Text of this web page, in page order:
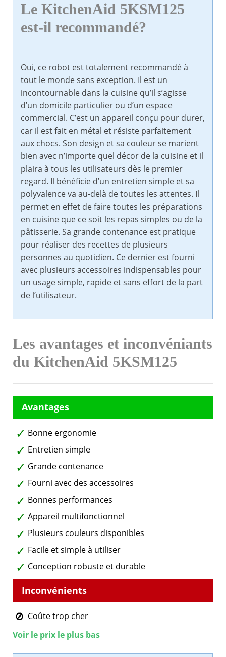
Le KitchenAid 5KSM125
est-il recommandé?
Oui, ce robot est totalement recommandé à
tout le monde sans exception. Il est un
incontournable dans la cuisine qu’il s’agisse
d’un domicile particulier ou d’un espace
commercial. C’est un appareil conçu pour durer,
car il est fait en métal et résiste parfaitement
aux chocs. Son design et sa couleur se marient
bien avec n’importe quel décor de la cuisine et il
plaira à tous les utilisateurs dès le premier
regard. Il bénéficie d’un entretien simple et sa
polyvalence va au-delà de toutes les attentes. Il
permet en effet de faire toutes les préparations
en cuisine que ce soit les repas simples ou de la
pâtisserie. Sa grande contenance est pratique
pour réaliser des recettes de plusieurs
personnes au quotidien. Ce dernier est fourni
avec plusieurs accessoires indispensables pour
un usage simple, rapide et sans effort de la part
de l’utilisateur.
Les avantages et inconvéniants
du KitchenAid 5KSM125
Bonne ergonomie
Entretien simple
Grande contenance
Fourni avec des accessoires
Bonnes performances
Appareil multifonctionnel
Plusieurs couleurs disponibles
Facile et simple à utiliser
Conception robuste et durable
Coûte trop cher
Voir le prix le plus bas